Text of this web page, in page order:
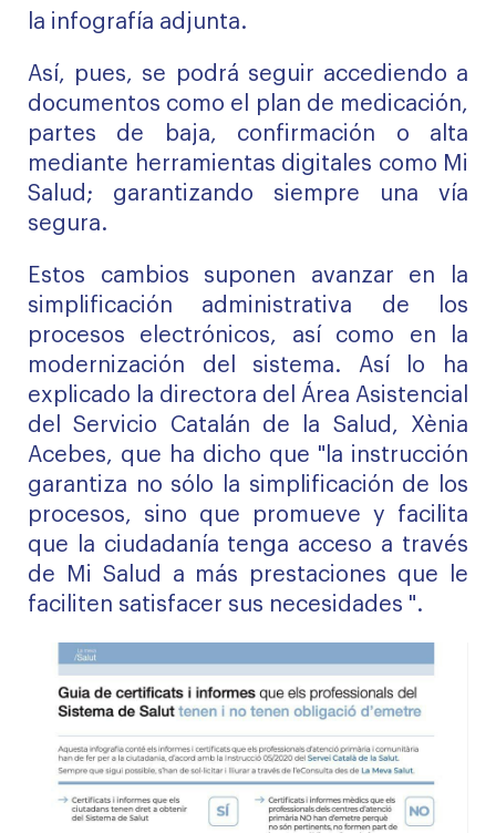
la infografía adjunta.
Así, pues, se podrá seguir accediendo a
documentos como el plan de medicación,
partes de baja, confirmación o alta
mediante herramientas digitales como Mi
Salud; garantizando siempre una vía
segura.
Estos cambios suponen avanzar en la
simplificación administrativa de los
procesos electrónicos, así como en la
modernización del sistema. Así lo ha
explicado la directora del Área Asistencial
del Servicio Catalán de la Salud, Xènia
Acebes, que ha dicho que "la instrucción
garantiza no sólo la simplificación de los
procesos, sino que promueve y facilita
que la ciudadanía tenga acceso a través
de Mi Salud a más prestaciones que le
faciliten satisfacer sus necesidades ".